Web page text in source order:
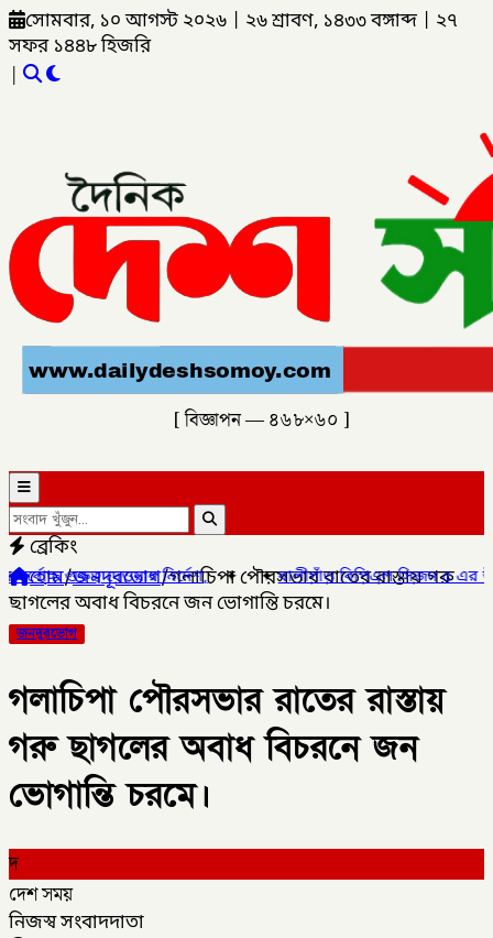
সোমবার, ১০ আগস্ট ২০২৬ ২৬ শ্রাবণ, ১৪৩৩ বঙ্গাব্দ
২৭
সফর ১৪৪৮ হিজরি
|
[ বিজ্ঞাপন — ৪৬৮×৬০ ]
ব্রেকিং
নির্দেশ,✦✦বালীগাঁও বিপিএল সিজন ৫ এর উদ্ভোধন খেলা
হোম/জনদূরভোগ/গলাচিপা পৌরসভার রাতের রাস্তায় গরু
ছাগলের অবাধ বিচরনে জন ভোগান্তি চরমে।
জনদূরভোগ
গলাচিপা পৌরসভার রাতের রাস্তায়
গরু ছাগলের অবাধ বিচরনে জন
ভোগান্তি চরমে।
দ
দেশ সময়
নিজস্ব সংবাদদাতা